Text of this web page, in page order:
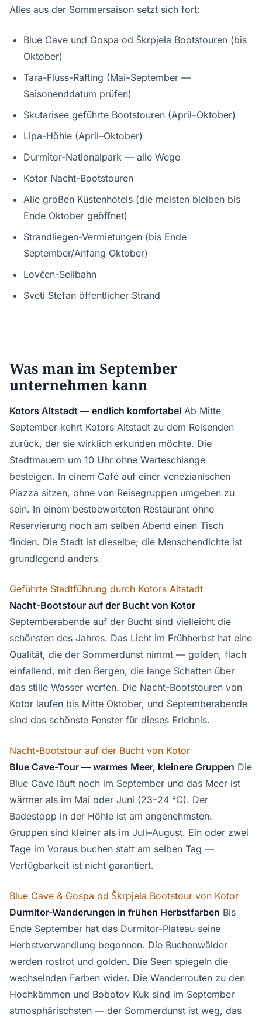
Alles aus der Sommersaison setzt sich fort:
Blue Cave und Gospa od Škrpjela Bootstouren (bis
Oktober)
Tara-Fluss-Rafting (Mai–September —
Saisonenddatum prüfen)
Skutarisee geführte Bootstouren (April–Oktober)
Lipa-Höhle (April–Oktober)
Durmitor-Nationalpark — alle Wege
Kotor Nacht-Bootstouren
Alle großen Küstenhotels (die meisten bleiben bis
Ende Oktober geöffnet)
Strandliegen-Vermietungen (bis Ende
September/Anfang Oktober)
Lovćen-Seilbahn
Sveti Stefan öffentlicher Strand
Was man im September
unternehmen kann
Kotors Altstadt — endlich komfortabel Ab Mitte
September kehrt Kotors Altstadt zu dem Reisenden
zurück, der sie wirklich erkunden möchte. Die
Stadtmauern um 10 Uhr ohne Warteschlange
besteigen. In einem Café auf einer venezianischen
Piazza sitzen, ohne von Reisegruppen umgeben zu
sein. In einem bestbewerteten Restaurant ohne
Reservierung noch am selben Abend einen Tisch
finden. Die Stadt ist dieselbe; die Menschendichte ist
grundlegend anders.
Geführte Stadtführung durch Kotors Altstadt
Nacht-Bootstour auf der Bucht von Kotor
Septemberabende auf der Bucht sind vielleicht die
schönsten des Jahres. Das Licht im Frühherbst hat eine
Qualität, die der Sommerdunst nimmt — golden, flach
einfallend, mit den Bergen, die lange Schatten über
das stille Wasser werfen. Die Nacht-Bootstouren von
Kotor laufen bis Mitte Oktober, und Septemberabende
sind das schönste Fenster für dieses Erlebnis.
Nacht-Bootstour auf der Bucht von Kotor
Blue Cave-Tour — warmes Meer, kleinere Gruppen Die
Blue Cave läuft noch im September und das Meer ist
wärmer als im Mai oder Juni (23–24 °C). Der
Badestopp in der Höhle ist am angenehmsten.
Gruppen sind kleiner als im Juli–August. Ein oder zwei
Tage im Voraus buchen statt am selben Tag —
Verfügbarkeit ist nicht garantiert.
Blue Cave & Gospa od Škrpjela Bootstour von Kotor
Durmitor-Wanderungen in frühen Herbstfarben Bis
Ende September hat das Durmitor-Plateau seine
Herbstverwandlung begonnen. Die Buchenwälder
werden rostrot und golden. Die Seen spiegeln die
wechselnden Farben wider. Die Wanderrouten zu den
Hochkämmen und Bobotov Kuk sind im September
atmosphärischsten — der Sommerdunst ist weg, das